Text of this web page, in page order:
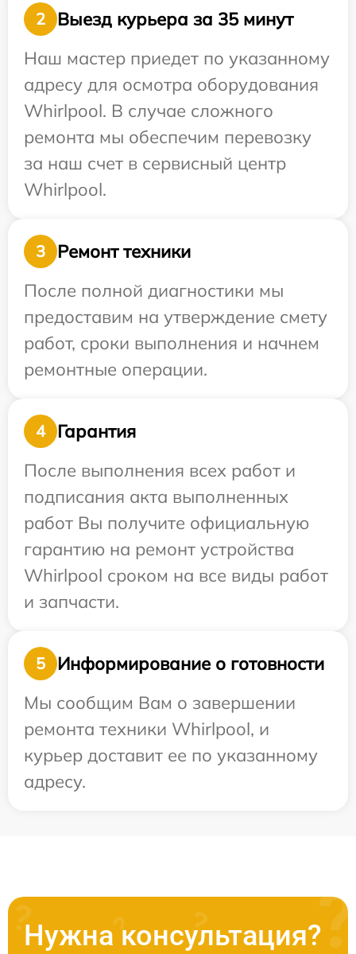
2
Выезд курьера за 35 минут
Наш мастер приедет по указанному
адресу для осмотра оборудования
Whirlpool. В случае сложного
ремонта мы обеспечим перевозку
за наш счет в сервисный центр
Whirlpool.
3
Ремонт техники
После полной диагностики мы
предоставим на утверждение смету
работ, сроки выполнения и начнем
ремонтные операции.
4
Гарантия
После выполнения всех работ и
подписания акта выполненных
работ Вы получите официальную
гарантию на ремонт устройства
Whirlpool сроком на все виды работ
и запчасти.
5
Информирование о готовности
Мы сообщим Вам о завершении
ремонта техники Whirlpool, и
курьер доставит ее по указанному
адресу.
Нужна консультация?